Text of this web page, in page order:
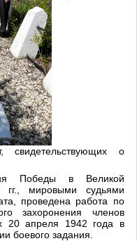
свидетельствующих о
Победы в Великой
гг., мировыми судьями
проведена работа по
захоронения членов
20 апреля 1942 года в
боевого задания.